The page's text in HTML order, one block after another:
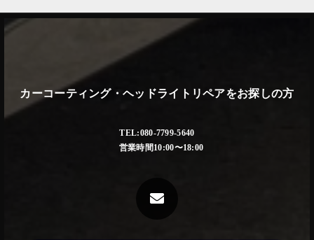
カーコーティング・ヘッドライトリペアをお探しの方
TEL:080-7799-5640
営業時間10:00〜18:00